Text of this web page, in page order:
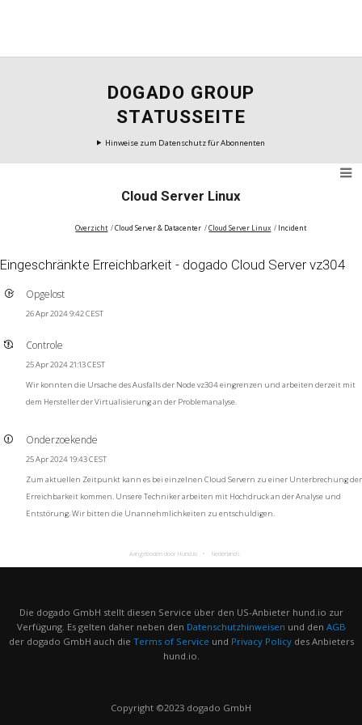
DOGADO GROUP
STATUSSEITE
Hinweise zum Datenschutz für Abonnenten
Cloud Server Linux
Overzicht Cloud Server & Datacenter Cloud Server Linux Incident
Eingeschränkte Erreichbarkeit - dogado Cloud Server vz304
Opgelost
26 Apr 2024 9:42 CEST
Controle
25 Apr 2024 21:13 CEST
Wir konnten die Ursache des Ausfalls der Node vz304 eingrenzen und arbeiten derzeit mit
dem Hersteller der Virtualisierung an der Problemanalyse.
Onderzoekende
25 Apr 2024 19:43 CEST
Zum aktuellen Zeitpunkt kann es bei einzelnen Cloud Servern zu einer Unterbrechung der
Erreichbarkeit kommen. Unsere Techniker arbeiten mit Hochdruck an der Analyse und
Entstörung. Wir bitten die Unannehmlichkeiten zu entschuldigen.
Aangeboden door Hund.io Nederlands
Die dogado GmbH stellt diesen Service über den US-Anbieter hund.io zur
Verfügung. Es gelten daher neben den Datenschutzhinweisen und den AGB
der dogado GmbH auch die Terms of Service und Privacy Policydes Anbieters
hund.io.
Copyright ©2023 dogado GmbH